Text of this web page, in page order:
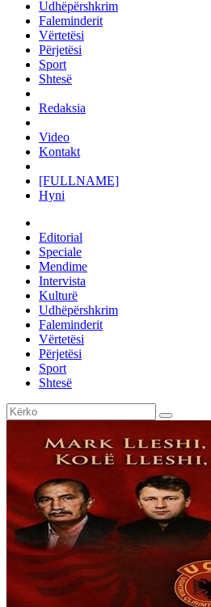
Udhëpërshkrim
Faleminderit
Vërtetësi
Përjetësi
Sport
Shtesë
Redaksia
Video
Kontakt
[FULLNAME]
Hyni
Editorial
Speciale
Mendime
Intervista
Kulturë
Udhëpërshkrim
Faleminderit
Vërtetësi
Përjetësi
Sport
Shtesë